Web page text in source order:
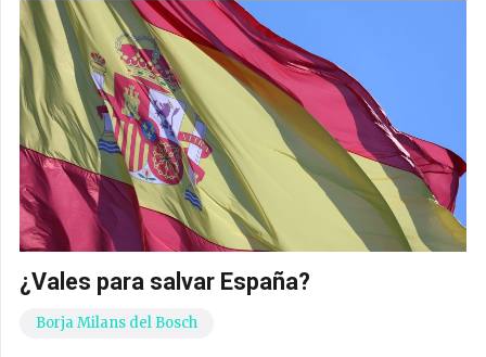
¿Vales para salvar España?
Borja Milans del Bosch